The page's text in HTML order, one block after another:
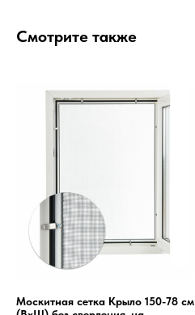
Смотрите также
Москитная сетка Крыло 150-78 см